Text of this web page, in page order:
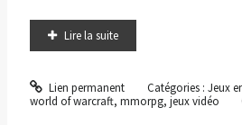
Lire la suite
Lien permanent Catégories : Jeux
world of warcraft, mmorpg, jeux vidéo